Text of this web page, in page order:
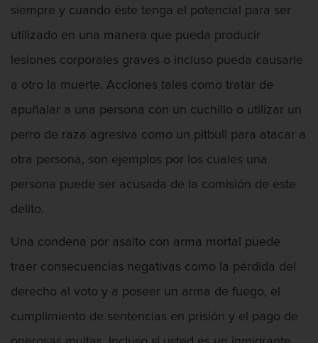
Defensa de Asalto
Asuntos Posteriores a la Condena
Eliminación de Antecedentes Penales
Sello de Registros de Arresto
Defensa de Homicidios
Defensa de Licencia Profesional
siempre y cuando éste tenga el potencial para ser
utilizado en una manera que pueda producir
lesiones corporales graves o incluso pueda causarle
a otro la muerte. Acciones tales como tratar de
apuñalar a una persona con un cuchillo o utilizar un
perro de raza agresiva como un pitbull para atacar a
otra persona, son ejemplos por los cuales una
persona puede ser acusada de la comisión de este
delito.
Una condena por asalto con arma mortal puede
traer consecuencias negativas como la pérdida del
derecho al voto y a poseer un arma de fuego, el
cumplimiento de sentencias en prisión y el pago de